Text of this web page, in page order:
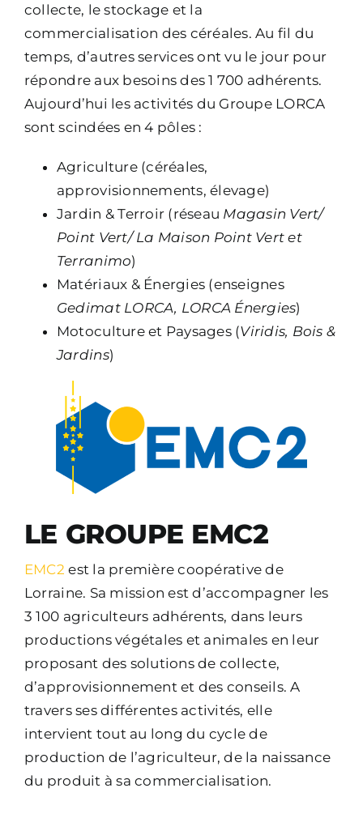
collecte, le stockage et la
commercialisation des céréales. Au fil du
temps, d’autres services ont vu le jour pour
répondre aux besoins des 1 700 adhérents.
Aujourd’hui les activités du Groupe LORCA
sont scindées en 4 pôles :
Agriculture (céréales,
approvisionnements, élevage)
Jardin & Terroir (réseau Magasin Vert/
Point Vert/ La Maison Point Vert et
Terranimo)
Matériaux & Énergies (enseignes
Gedimat LORCA, LORCA Énergies)
Motoculture et Paysages (Viridis, Bois &
Jardins)
LE GROUPE EMC2
EMC2est la première coopérative de
Lorraine. Sa mission est d’accompagner les
3 100 agriculteurs adhérents, dans leurs
productions végétales et animales en leur
proposant des solutions de collecte,
d’approvisionnement et des conseils. A
travers ses différentes activités, elle
intervient tout au long du cycle de
production de l’agriculteur, de la naissance
du produit à sa commercialisation.